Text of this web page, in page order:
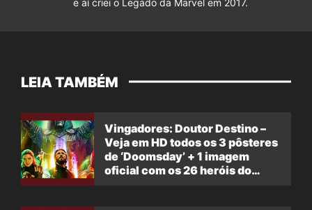
e aí criei o Legado da Marvel em 2017.
LEIA TAMBÉM
Vingadores: Doutor Destino –
Veja em HD todos os 3 pôsteres
de ‘Doomsday’ + 1 imagem
oficial com os 26 heróis do